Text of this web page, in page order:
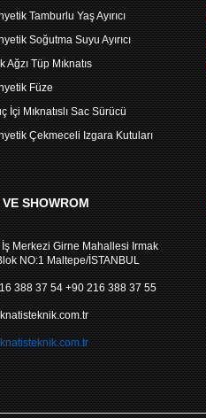
Tamburlu Yaş Ayırıcı
Soğutma Suyu Ayırıcı
Ağzı Tüp Mıknatıs
Füze
İçi Mıknatıslı Sac Sürücü
Çekmeceli Izgara Kutuları
VE SHOWROM
İş Merkezi Girne Mahallesi Irmak
NO:1 Maltepe/İSTANBUL
388 37 54 +90 216 388 37 55